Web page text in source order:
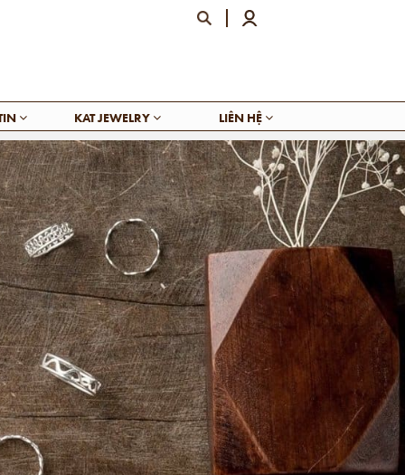
KAT JEWELRY LIÊN HỆ